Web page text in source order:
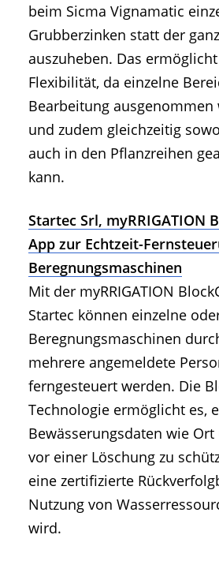
beim Sicma Vignamatic
Grubberzinken statt der
auszuheben. Das
Flexibilität, da einzelne
Bearbeitung ausgenommen
und zudem gleichzeitig
auch in den Pflanzreihen
kann.
Startec Srl, myRRIGATION
App zur Echtzeit-
Beregnungsmaschinen
Mit der myRRIGATION
Startec können einzelne
Beregnungsmaschinen
mehrere angemeldete
ferngesteuert werden. Die
Technologie ermöglicht es,
Bewässerungsdaten wie
vor einer Löschung zu
eine zertifizierte
Nutzung von
wird.